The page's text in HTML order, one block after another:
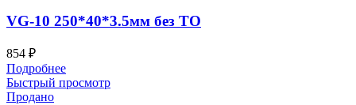
VG-10 250*40*3.5мм без ТО
854 ₽
Подробнее
Быстрый просмотр
Продано